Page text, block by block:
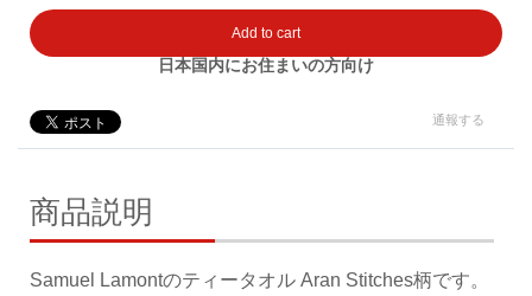
Add to cart
日本国内にお住まいの方向け
通報する
商品説明
Samuel Lamontのティータオル Aran Stitches柄です。